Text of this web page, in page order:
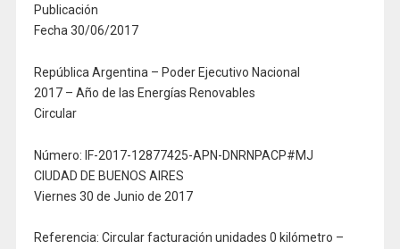
Publicación
Fecha 30/06/2017
República Argentina – Poder Ejecutivo Nacional
2017 – Año de las Energías Renovables
Circular
Número: IF-2017-12877425-APN-DNRNPACP#MJ
CIUDAD DE BUENOS AIRES
Viernes 30 de Junio de 2017
Referencia: Circular facturación unidades 0 kilómetro –